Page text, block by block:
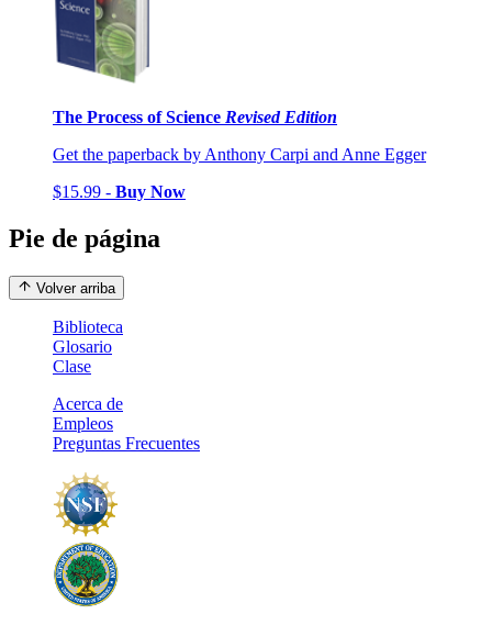
The Process of Science Revised Edition
Get the paperback by Anthony Carpi and Anne Egger
$15.99 - Buy Now
Pie de página
Volver arriba
Biblioteca
Glosario
Clase
Acerca de
Empleos
Preguntas Frecuentes